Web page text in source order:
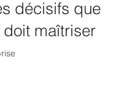
décisifs que
maîtriser